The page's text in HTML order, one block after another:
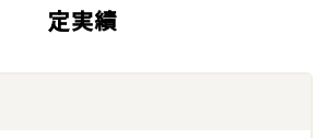
定実績